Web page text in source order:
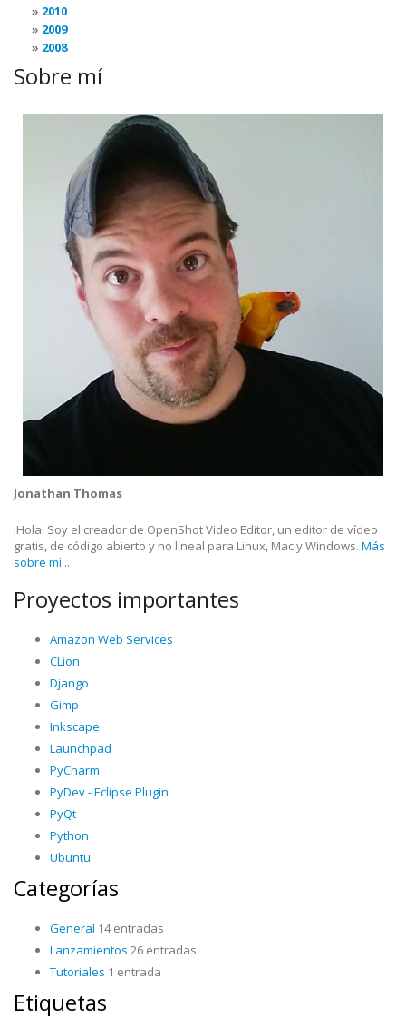
2010
2009
2008
Sobre mí
Jonathan Thomas
¡Hola! Soy el creador de OpenShot Video Editor, un editor de vídeo
gratis, de código abierto y no lineal para Linux, Mac y Windows. Más
sobre mí...
Proyectos importantes
Amazon Web Services
CLion
Django
Gimp
Inkscape
Launchpad
PyCharm
PyDev - Eclipse Plugin
PyQt
Python
Ubuntu
Categorías
General 14 entradas
Lanzamientos 26 entradas
Tutoriales 1 entrada
Etiquetas